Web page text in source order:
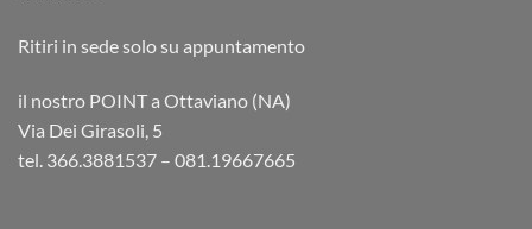
Ritiri in sede solo su appuntamento
il nostro POINT a Ottaviano (NA)
Via Dei Girasoli, 5
tel. 366.3881537 – 081.19667665